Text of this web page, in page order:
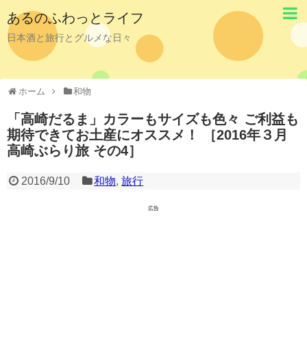
あるのふわっとライフ
日本酒と旅行とグルメな日々
ホーム 和物
「高崎だるま」カラーもサイズも色々 ご利益も
期待できてお土産にオススメ！ ［2016年３月
高崎ぶらり旅 その4］
2016/9/10 和物,旅行
広告